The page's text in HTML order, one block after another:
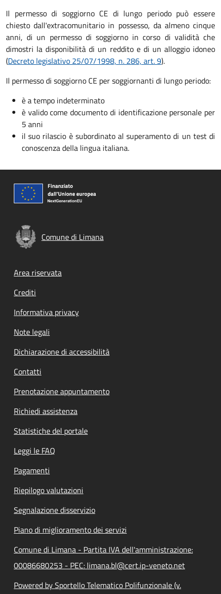
Il permesso di soggiorno CE di lungo periodo può essere
chiesto dall'extracomunitario in possesso, da almeno cinque
anni, di un permesso di soggiorno in corso di validità che
dimostri la disponibilità di un reddito e di un alloggio idoneo
(Decreto legislativo 25/07/1998, n. 286, art. 9).
Il permesso di soggiorno CE per soggiornanti di lungo periodo:
è a tempo indeterminato
è valido come documento di identificazione personale per
5 anni
il suo rilascio è subordinato al superamento di un test di
conoscenza della lingua italiana.
Comune di Limana
Footer menu
Area riservata
Crediti
Informativa privacy
Note legali
Dichiarazione di accessibilità
Contatti
Prenotazione appuntamento
Richiedi assistenza
Statistiche del portale
Leggi le FAQ
Pagamenti
Riepilogo valutazioni
Segnalazione disservizio
Piano di miglioramento dei servizi
Comune di Limana - Partita IVA dell'amministrazione:
00086680253 - PEC: limana.bl@cert.ip-veneto.net
Powered by Sportello Telematico Polifunzionale (v.